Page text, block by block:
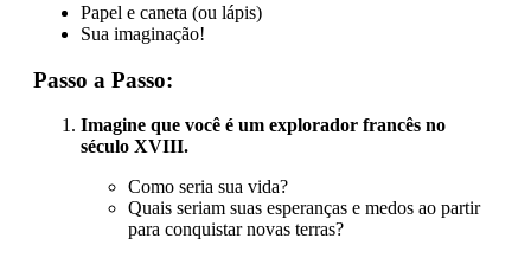
Papel e caneta (ou lápis)
Sua imaginação!
Passo a Passo:
Imagine que você é um explorador francês no
século XVIII.
Como seria sua vida?
Quais seriam suas esperanças e medos ao partir
para conquistar novas terras?